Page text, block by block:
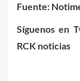
Fuente:
Síguenos en
RCK noticias